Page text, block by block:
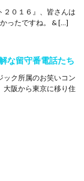
２０１６』、皆さんは
ったですね。 & […]
な留守番電話たち
ック所属のお笑いコン
大阪から東京に移り住